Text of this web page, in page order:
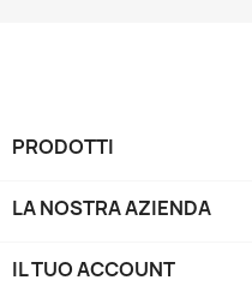
PRODOTTI
LA NOSTRA AZIENDA
IL TUO ACCOUNT